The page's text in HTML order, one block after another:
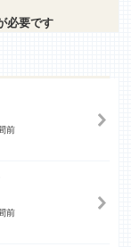
必要です
前
前